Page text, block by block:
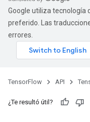
Google utiliza tecnología
preferido. Las
errores.
TensorFlow API
¿Te resultó útil?